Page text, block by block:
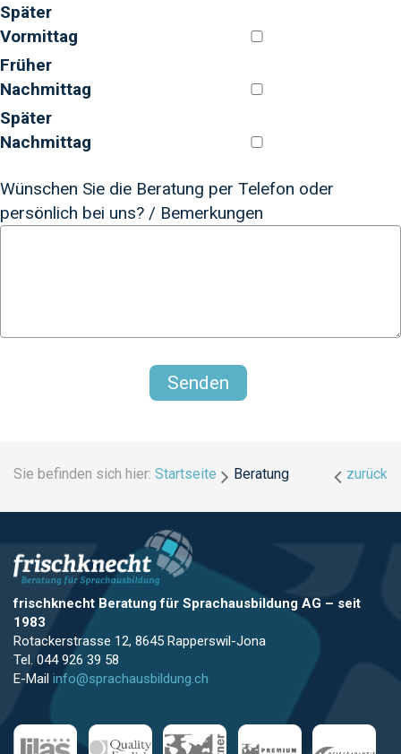
Später
Vormittag
Früher
Nachmittag
Später
Nachmittag
Wünschen Sie die Beratung per Telefon oder
persönlich bei uns? / Bemerkungen
Sie befinden sich hier: Startseite Beratung zurück
frischknecht Beratung für Sprachausbildung AG – seit
1983
Rotackerstrasse 12, 8645 Rapperswil-Jona
Tel. 044 926 39 58
E-Mail info@sprachausbildung.ch